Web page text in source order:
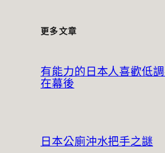
更多文章
有能力的日本人喜歡低
在幕後
日本公廁沖水把手之謎